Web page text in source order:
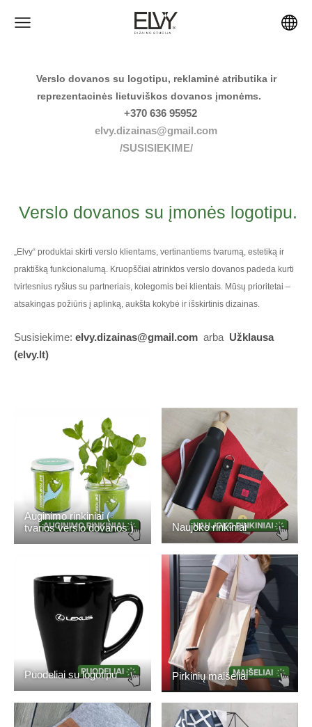
Verslo dovanos su logotipu, reklaminė atributika ir
reprezentacinės lietuviškos dovanos įmonėms.
+370 636 95952
elvy.dizainas@gmail.com
/SUSISIEKIME/
Verslo dovanos su įmonės logotipu.
„Elvy“ produktai skirti verslo klientams, vertinantiems tvarumą, estetiką ir
praktišką funkcionalumą. Kruopščiai atrinktos verslo dovanos padeda kurti
tvirtesnius ryšius su partneriais, kolegomis bei klientais. Mūsų prioritetai –
atsakingas požiūris į aplinką, aukšta kokybė ir išskirtinis dizainas.
Susisiekime: elvy.dizainas@gmail.com arba Užklausa
(elvy.lt)
Auginimo rinkiniai (
tvarios verslo dovanos )
Naujoko rinkiniai
Puodeliai su logotipu Pirkinių maišeliai